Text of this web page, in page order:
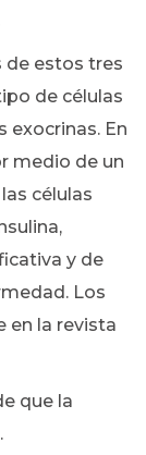
de estos tres
de células
exocrinas. En
medio de un
células
y de
Los
en la revista
que la